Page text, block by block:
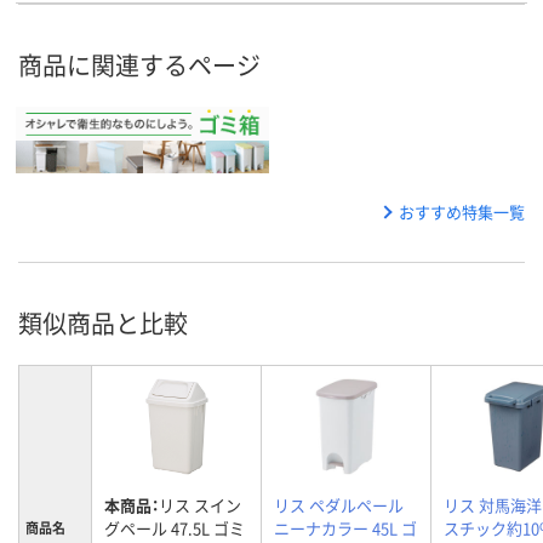
商品に関連するページ
おすすめ特集一覧
類似商品と比較
商品名
本商品： リス スイン
グペール 47.5L ゴミ
リス ペダルペール
ニーナカラー 45L ゴ
リス 対馬海
スチック約